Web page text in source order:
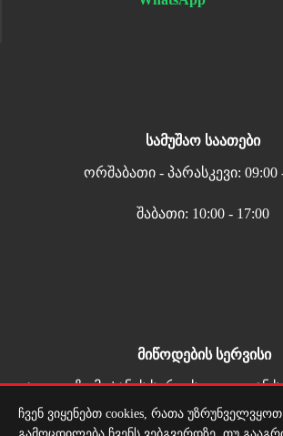
სამუშაო საათები
ორშაბათი - პარასკევი: 09:00
შაბათი: 10:00 - 17:00
მიწოდების სერვისი
ადგილზე მიტანის სერვისი ყველგან
ჩვენ ვიყენებთ cookies, რათა